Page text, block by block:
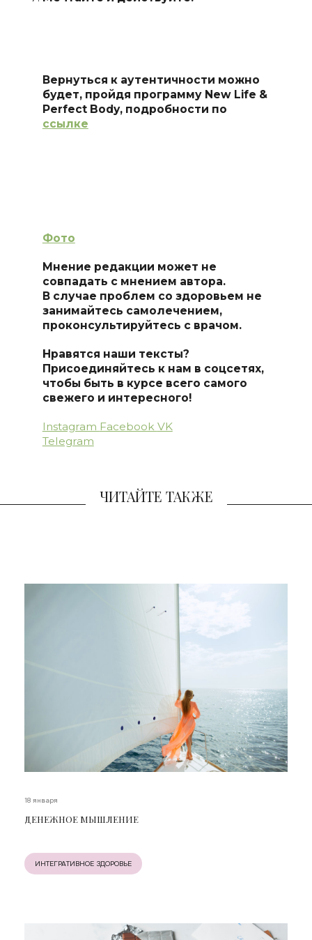
Вернуться к аутентичности можно
будет, пройдя программу New Life &
Perfect Body, подробности по
ссылке
Фото
Мнение редакции может не
совпадать с мнением автора.
В случае проблем со здоровьем не
занимайтесь самолечением,
проконсультируйтесь с врачом.
Нравятся наши тексты?
Присоединяйтесь к нам в соцсетях,
чтобы быть в курсе всего самого
свежего и интересного!
Instagram Facebook VK
Telegram
ЧИТАЙТЕ ТАКЖЕ
18 января
ДЕНЕЖНОЕ МЫШЛЕНИЕ
ИНТЕГРАТИВНОЕ ЗДОРОВЬЕ